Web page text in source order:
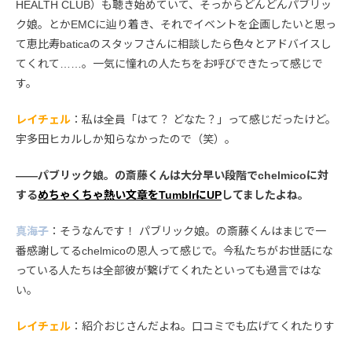
HEALTH CLUB）も聴き始めていて、そっからどんどんパブリッ
ク娘。とかEMCに辿り着き、それでイベントを企画したいと思っ
て恵比寿baticaのスタッフさんに相談したら色々とアドバイスし
てくれて……。一気に憧れの人たちをお呼びできたって感じで
す。
レイチェル ：私は全員「はて？ どなた？」って感じだったけど。
宇多田ヒカルしか知らなかったので（笑）。
――パブリック娘。の斎藤くんは大分早い段階でchelmicoに対
するめちゃくちゃ熱い文章をTumblrにUP してましたよね。
真海子 ：そうなんです！ パブリック娘。の斎藤くんはまじで一
番感謝してるchelmicoの恩人って感じで。今私たちがお世話にな
っている人たちは全部彼が繋げてくれたといっても過言ではな
い。
レイチェル ：紹介おじさんだよね。口コミでも広げてくれたりす